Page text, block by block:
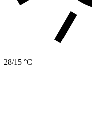
28/15 °C